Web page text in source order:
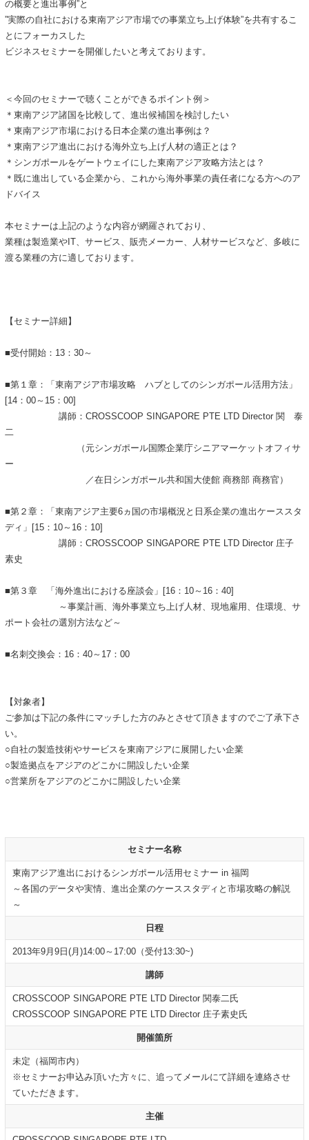
の概要と進出事例”と
”実際の自社における東南アジア市場での事業立ち上げ体験”を共有するこ
とにフォーカスした
ビジネスセミナーを開催したいと考えております。
＜今回のセミナーで聴くことができるポイント例＞
＊東南アジア諸国を比較して、進出候補国を検討したい
＊東南アジア市場における日本企業の進出事例は？
＊東南アジア進出における海外立ち上げ人材の適正とは？
＊シンガポールをゲートウェイにした東南アジア攻略方法とは？
＊既に進出している企業から、これから海外事業の責任者になる方へのア
ドバイス
本セミナーは上記のような内容が網羅されており、
業種は製造業やIT、サービス、販売メーカー、人材サービスなど、多岐に
渡る業種の方に適しております。
【セミナー詳細】
■受付開始：13：30～
■第１章：「東南アジア市場攻略 ハブとしてのシンガポール活用方法」
[14：00～15：00]
講師：CROSSCOOP SINGAPORE PTE LTD Director 関 泰
二
（元シンガポール国際企業庁シニアマーケットオフィサ
ー
／在日シンガポール共和国大使館 商務部 商務官）
■第２章：「東南アジア主要6ヵ国の市場概況と日系企業の進出ケーススタ
ディ」[15：10～16：10]
講師：CROSSCOOP SINGAPORE PTE LTD Director 庄子
素史
■第３章 「海外進出における座談会」[16：10～16：40]
～事業計画、海外事業立ち上げ人材、現地雇用、住環境、サ
ポート会社の選別方法など～
■名刺交換会：16：40～17：00
【対象者】
ご参加は下記の条件にマッチした方のみとさせて頂きますのでご了承下さ
い。
○自社の製造技術やサービスを東南アジアに展開したい企業
○製造拠点をアジアのどこかに開設したい企業
○営業所をアジアのどこかに開設したい企業
セミナー名称
東南アジア進出におけるシンガポール活用セミナー in 福岡
～各国のデータや実情、進出企業のケーススタディと市場攻略の解説
～
日程
2013年9月9日(月)14:00～17:00（受付13:30~)
講師
CROSSCOOP SINGAPORE PTE LTD Director 関泰二氏
CROSSCOOP SINGAPORE PTE LTD Director 庄子素史氏
開催箇所
未定（福岡市内）
※セミナーお申込み頂いた方々に、追ってメールにて詳細を連絡させ
ていただきます。
主催